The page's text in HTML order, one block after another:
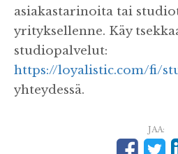
asiakastarinoita tai
yrityksellenne. Käy
studiopalvelut:
https://loyalistic.com/fi/
yhteydessä.
JAA: